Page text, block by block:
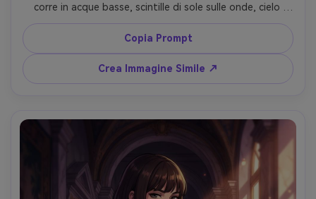
corre in acque basse, scintille di sole sulle onde, cielo
chiaro, capelli mossi dal vento, cel shading vibrante,
contorni puliti, linee di movimento dinamiche, energia
giocosa, palette fresca, mood solare sano --ar 4:5
Copia Prompt
Crea Immagine Simile ↗